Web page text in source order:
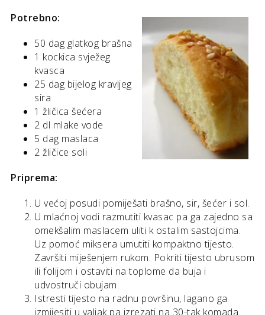
Potrebno:
50 dag glatkog brašna
1 kockica svježeg
kvasca
25 dag bijelog kravljeg
sira
1 žličica šećera
2 dl mlake vode
5 dag maslaca
2 žličice soli
Priprema:
U većoj posudi pomiješati brašno, sir, šećer i sol.
U mlaćnoj vodi razmutiti kvasac pa ga zajedno sa
omekšalim maslacem uliti k ostalim sastojcima.
Uz pomoć miksera umutiti kompaktno tijesto.
Završiti miješenjem rukom. Pokriti tijesto ubrusom
ili folijom i ostaviti na toplome da buja i
udvostruči obujam.
Istresti tijesto na radnu površinu, lagano ga
izmijesiti u valjak pa izrezati na 30-tak komada